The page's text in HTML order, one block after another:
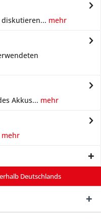
mehr
Akkus... mehr
mehr
Deutschlands